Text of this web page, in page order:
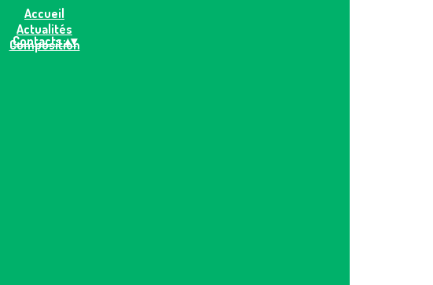
Accueil
Actualités
Composition
Contacts▴▾